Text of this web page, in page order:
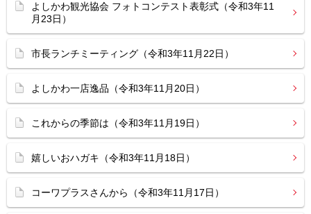
よしかわ観光協会 フォトコンテスト表彰式（令和3年11
月23日）
市長ランチミーティング（令和3年11月22日）
よしかわ一店逸品（令和3年11月20日）
これからの季節は（令和3年11月19日）
嬉しいおハガキ（令和3年11月18日）
コーワプラスさんから（令和3年11月17日）